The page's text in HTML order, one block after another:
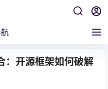
：开源框架如何破解